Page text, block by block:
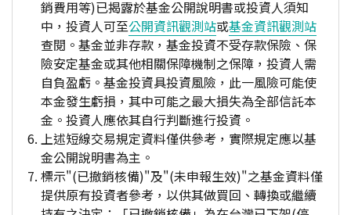
銷費用等)已揭露於基金公開說明書或投資人須知
中，投資人可至公開資訊觀測站或基金資訊觀測站
查閱。基金並非存款，基金投資不受存款保險、保
險安定基金或其他相關保障機制之保障，投資人需
自負盈虧。基金投資具投資風險，此一風險可能使
本金發生虧損，其中可能之最大損失為全部信託本
金。投資人應依其自行判斷進行投資。
上述短線交易規定資料僅供參考，實際規定應以基
金公開說明書為主。
標示"(已撤銷核備)"及"(未申報生效)"之基金資料僅
提供原有投資者參考，以供其做買回、轉換或繼續